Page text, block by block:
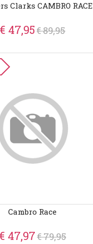
Clarks CAMBRO RACE
€ 47,95€ 89,95
Cambro Race
€ 47,97€ 79,95